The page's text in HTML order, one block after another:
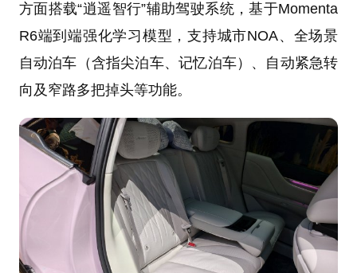
方面搭载“逍遥智行”辅助驾驶系统，基于Momenta
R6端到端强化学习模型，支持城市NOA、全场景
自动泊车（含指尖泊车、记忆泊车）、自动紧急转
向及窄路多把掉头等功能。